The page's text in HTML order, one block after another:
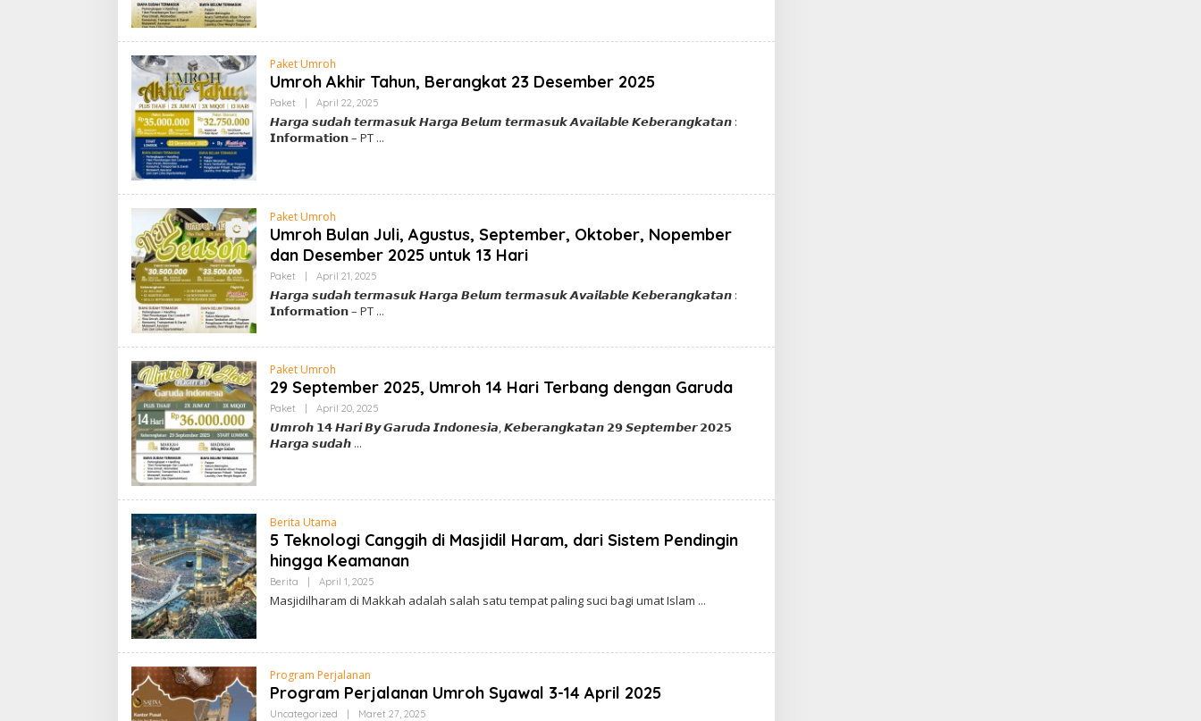
Paket Umroh
Umroh Akhir Tahun, Berangkat 23 Desember 2025
Paket | April 22, 2025
𝙃𝙖𝙧𝙜𝙖 𝙨𝙪𝙙𝙖𝙝 𝙩𝙚𝙧𝙢𝙖𝙨𝙪𝙠 𝙃𝙖𝙧𝙜𝙖 𝘽𝙚𝙡𝙪𝙢 𝙩𝙚𝙧𝙢𝙖𝙨𝙪𝙠 𝘼𝙫𝙖𝙞𝙡𝙖𝙗𝙡𝙚 𝙆𝙚𝙗𝙚𝙧𝙖𝙣𝙜𝙠𝙖𝙩𝙖𝙣 :
𝗜𝗻𝗳𝗼𝗿𝗺𝗮𝘁𝗶𝗼𝗻 – PT
Paket Umroh
Umroh Bulan Juli, Agustus, September, Oktober, Nopember
dan Desember 2025 untuk 13 Hari
Paket | April 21, 2025
𝙃𝙖𝙧𝙜𝙖 𝙨𝙪𝙙𝙖𝙝 𝙩𝙚𝙧𝙢𝙖𝙨𝙪𝙠 𝙃𝙖𝙧𝙜𝙖 𝘽𝙚𝙡𝙪𝙢 𝙩𝙚𝙧𝙢𝙖𝙨𝙪𝙠 𝘼𝙫𝙖𝙞𝙡𝙖𝙗𝙡𝙚 𝙆𝙚𝙗𝙚𝙧𝙖𝙣𝙜𝙠𝙖𝙩𝙖𝙣 :
𝗜𝗻𝗳𝗼𝗿𝗺𝗮𝘁𝗶𝗼𝗻 – PT
Paket Umroh
29 September 2025, Umroh 14 Hari Terbang dengan Garuda
Paket | April 20, 2025
𝙐𝙢𝙧𝙤𝙝 𝟭𝟰 𝙃𝙖𝙧𝙞 𝘽𝙮 𝙂𝙖𝙧𝙪𝙙𝙖 𝙄𝙣𝙙𝙤𝙣𝙚𝙨𝙞𝙖, 𝙆𝙚𝙗𝙚𝙧𝙖𝙣𝙜𝙠𝙖𝙩𝙖𝙣 𝟮𝟵 𝙎𝙚𝙥𝙩𝙚𝙢𝙗𝙚𝙧 𝟮𝟬𝟮𝟱
𝙃𝙖𝙧𝙜𝙖 𝙨𝙪𝙙𝙖𝙝
Berita Utama
5 Teknologi Canggih di Masjidil Haram, dari Sistem Pendingin
hingga Keamanan
Berita | April 1, 2025
Masjidilharam di Makkah adalah salah satu tempat paling suci bagi umat Islam
Program Perjalanan
Program Perjalanan Umroh Syawal 3-14 April 2025
Uncategorized | Maret 27, 2025